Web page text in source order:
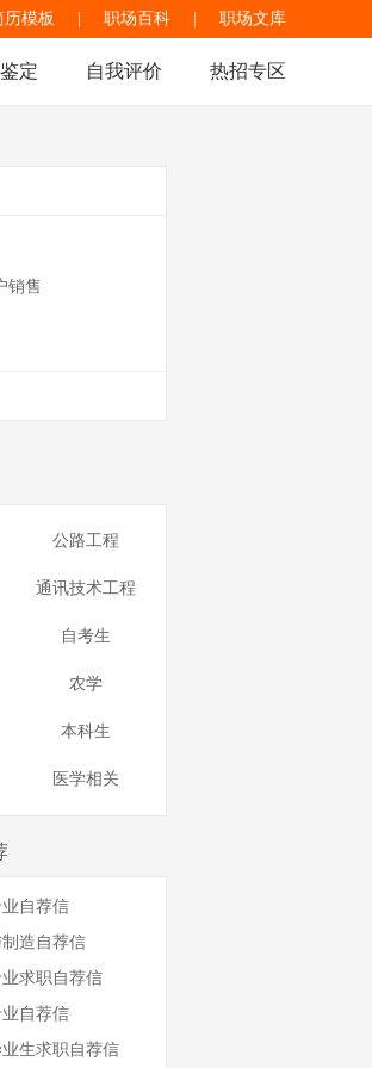
历模板 职场百科 职场文库
定 自我评价 热招专区
销售
公路工程
通讯技术工程
自考生
农学
本科生
医学相关
自荐信
造自荐信
求职自荐信
自荐信
生求职自荐信